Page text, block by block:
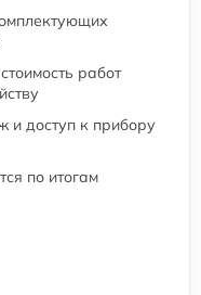
работ
и доступ к прибору
по итогам